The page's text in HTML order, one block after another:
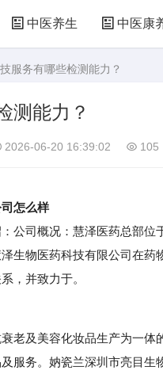
中医养生 中医康
服务有哪些检测能力？
测能力？
2026-06-20 16:39:02 105
怎么样
司概况：慧泽医药总部位
生物医药科技有限公司在
，并致力于。
及美容化妆品生产为一体
服务。妠瓷兰深圳市亮目